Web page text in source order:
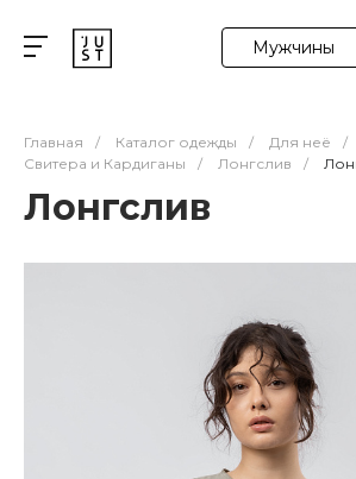
Мужчины
Главная / Каталог одежды / Для неё
/
Свитера и Кардиганы
/ Лонгслив /
Лонгслив